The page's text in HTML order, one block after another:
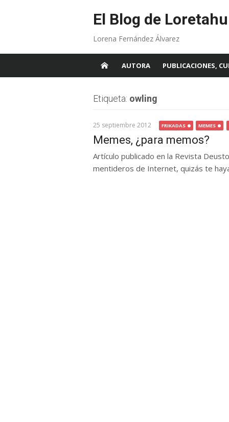
El Blog de
Lorena Fernández Álvarez
AUTORA PUBLICACIONES,
Etiqueta: owling
25 septiembre 2012 FRIKADAS MEMES
Memes, ¿para memos?
Artículo publicado en la Revista
mentideros de Internet, quizás te